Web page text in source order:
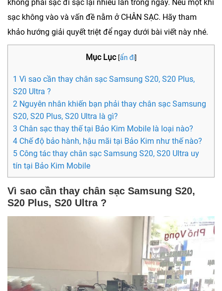
không phải sạc đi sạc lại nhiều lần trong ngày. Nếu một khi
sạc không vào và vấn đề nằm ở CHÂN SẠC. Hãy tham
khảo hướng giải quyết triệt để ngay dưới bài viết này nhé.
Mục Lục [ẩn đi]
1 Vì sao cần thay chân sạc Samsung S20, S20 Plus,
S20 Ultra ?
2 Nguyên nhân khiến bạn phải thay chân sạc Samsung
S20, S20 Plus, S20 Ultra là gì?
3 Chân sạc thay thế tại Bảo Kim Mobile là loại nào?
4 Chế độ bảo hành, hậu mãi tại Bảo Kim như thế nào?
5 Công tác thay chân sạc Samsung S20, S20 Ultra uy
tín tại Bảo Kim Mobile
Vì sao cần thay chân sạc Samsung S20,
S20 Plus, S20 Ultra ?